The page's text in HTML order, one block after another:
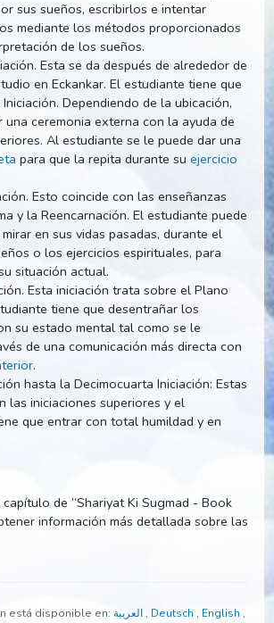
Esta se da en estado de sueños
6 meses a 1 año desde la aceptación de
de Eckankar. El estudiante tiene que
por sus sueños, escribirlos e intentar
mediante los métodos
de los sueños.
Esta se da después de alrededor
en Eckankar. El estudiante tiene
Iniciación. Dependiendo de la ubicación,
una ceremonia externa con la ayuda de
Al estudiante se le puede dar
para que la repita durante su
Esto coincide con las enseñanzas
y la Reencarnación. El estudiante
mirar en sus vidas pasadas, durante el
o los ejercicios espirituales, para
su situación actual.
Esta iniciación trata sobre el Plano
tiene que desentrañar los
su estado mental tal como se le
de una comunicación más directa
las iniciaciones superiores y el
que entrar con total humildad y en